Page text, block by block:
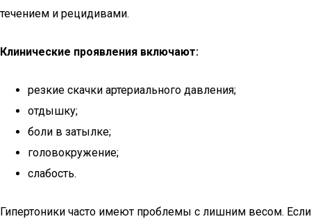
течением и рецидивами.
Клинические проявления включают:
резкие скачки артериального давления;
отдышку;
боли в затылке;
головокружение;
слабость.
Гипертоники часто имеют проблемы с лишним весом. Если